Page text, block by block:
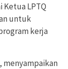
Ketua LPTQ
untuk
kerja
menyampaikan